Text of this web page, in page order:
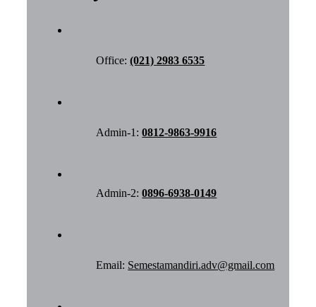
Office:(021) 2983 6535
Admin-1:0812-9863-9916
Admin-2:0896-6938-0149
Email: Semestamandiri.adv@gmail.com